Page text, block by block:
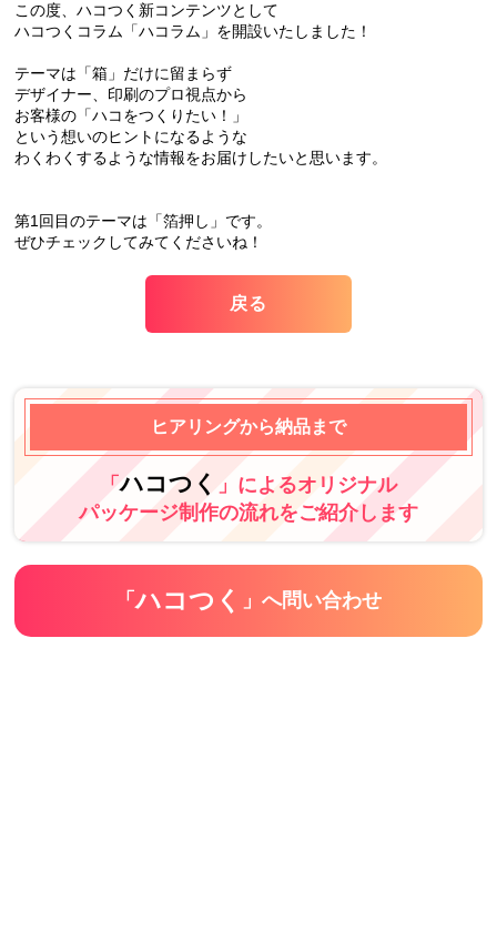
この度、ハコつく新コンテンツとして
ハコつくコラム「ハコラム」を開設いたしました！
テーマは「箱」だけに留まらず
デザイナー、印刷のプロ視点から
お客様の「ハコをつくりたい！」
という想いのヒントになるような
わくわくするような情報をお届けしたいと思います。
第1回目のテーマは「箔押し」です。
ぜひチェックしてみてくださいね！
戻る
ヒアリングから納品まで
「ハコつく
」によるオリジナル
パッケージ制作の流れをご紹介します
「 ハコつく 」へ問い合わせ